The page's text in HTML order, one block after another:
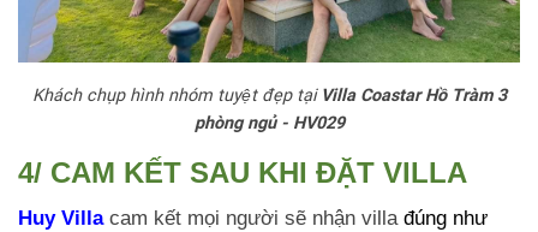
Khách chụp hình nhóm tuyệt đẹp tại Villa Coastar Hồ Tràm 3
phòng ngủ - HV029
4/ CAM KẾT SAU KHI ĐẶT VILLA
Huy Villa cam kết mọi người sẽ nhận villa đúng như